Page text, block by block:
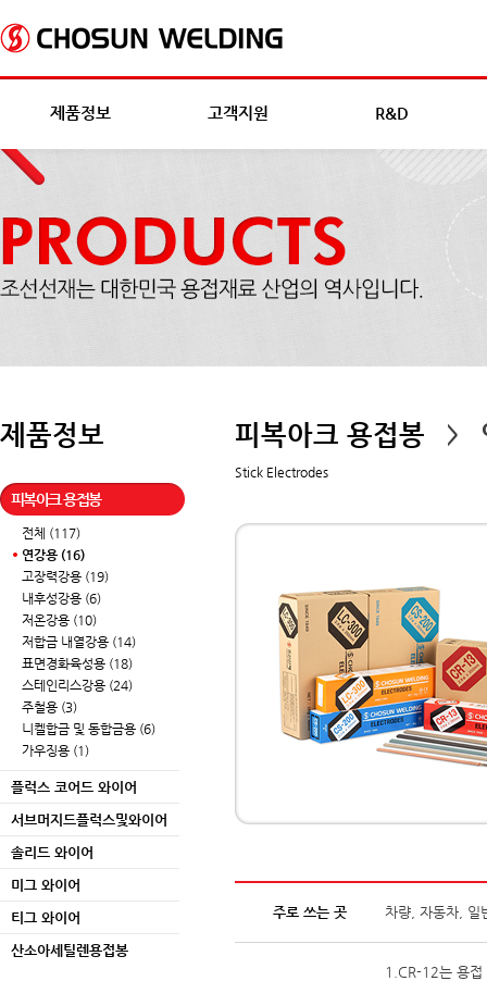
제품정보 고객지원 R&D
제품정보
피복아크 용접봉
전체 (117)
연강용 (16)
고장력강용 (19)
내후성강용 (6)
저온강용 (10)
저합금 내열강용 (14)
표면경화육성용 (18)
스테인리스강용 (24)
주철용 (3)
니켈합금 및 동합금용 (6)
가우징용 (1)
플럭스 코어드 와이어
서브머지드플럭스및와이어
솔리드 와이어
미그 와이어
티그 와이어
산소아세틸렌용접봉
피복아크 용접봉 >
Stick Electrodes
주로 쓰는 곳 차량, 자동차, 일
1.CR-12는 용접